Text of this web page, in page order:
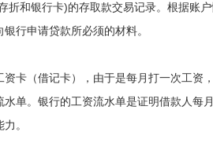
折和银行卡)的存取款交易记录。根据账
行申请贷款所必须的材料。
卡（借记卡），由于是每月打一次工资
单。银行的工资流水单是证明借款人每
。